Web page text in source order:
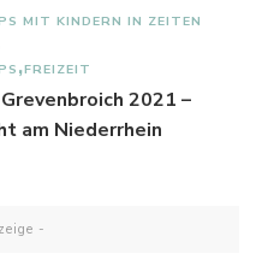
MIT KINDERN IN ZEITEN
FREIZEIT
2021 –
am Niederrhein
-